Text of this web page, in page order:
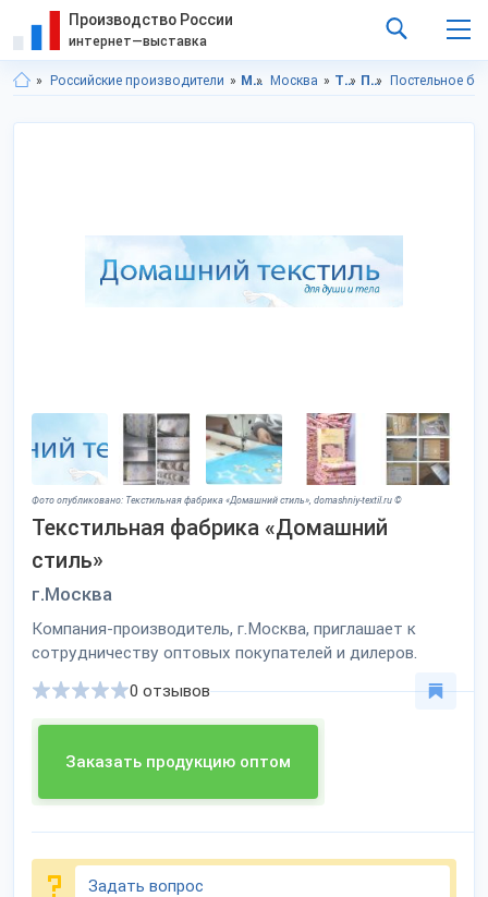
Производство России
интернет—выставка
Российские производители Московская область Москва Товары для дома Постельные принадлежности Постельное
Фото опубликовано: Текстильная фабрика «Домашний стиль», domashniy-textil.ru ©
Текстильная фабрика «Домашний
стиль»
г.Москва
Компания-производитель, г.Москва, приглашает к
сотрудничеству оптовых покупателей и дилеров.
Заказать продукцию оптом
0 отзывов
Задать вопрос